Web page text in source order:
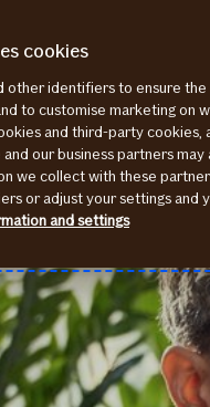
Страхование гражданско-правововой ответственности
cookies
other identifiers to ensure
to customise marketing on
and third-party cookies,
our business partners
we collect with these
or adjust your settings and
and settings